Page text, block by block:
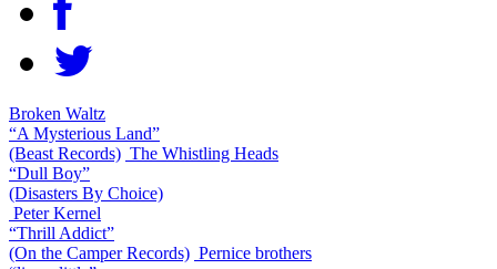
Broken Waltz
“A Mysterious Land”
(Beast Records) The Whistling Heads
“Dull Boy”
(Disasters By Choice)
Peter Kernel
“Thrill Addict”
(On the Camper Records) Pernice brothers